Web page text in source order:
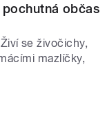
občas
se živočichy,
mazlíčky,